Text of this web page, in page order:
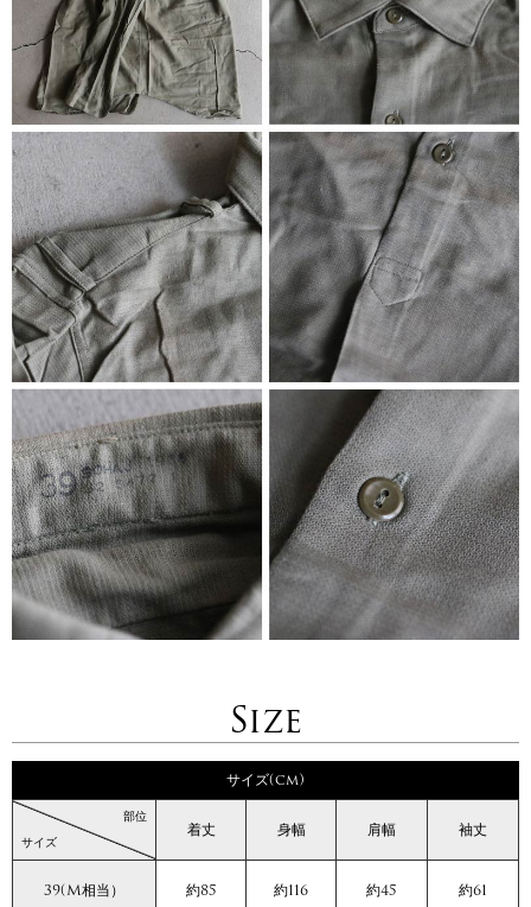
Size
サイズ(cm)
サイズ
部位
着丈 身幅 肩幅 袖丈
39(M相当） 約85 約116 約45 約61